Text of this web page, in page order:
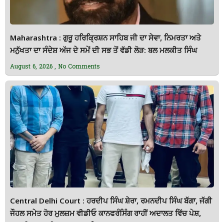
Maharashtra : ਗੁਰੂ ਹਰਿਕ੍ਰਿਸ਼ਨ ਸਾਹਿਬ ਜੀ ਦਾ ਸੇਵਾ, ਨਿਮਰਤਾ ਅਤੇ
ਮਨੁੱਖਤਾ ਦਾ ਸੰਦੇਸ਼ ਅੱਜ ਦੇ ਸਮੇਂ ਦੀ ਸਭ ਤੋਂ ਵੱਡੀ ਲੋੜ: ਬਲ ਮਲਕੀਤ ਸਿੰਘ
August 6, 2026 No Comments
Central Delhi Court : ਹਰਦੀਪ ਸਿੰਘ ਸ਼ੇਰਾ, ਰਮਨਦੀਪ ਸਿੰਘ ਬੱਗਾ, ਜੱਗੀ
ਜੌਹਲ ਸਮੇਤ ਹੋਰ ਮੁਲਜ਼ਮ ਵੀਡੀਓ ਕਾਨਫਰੰਸਿੰਗ ਰਾਹੀਂ ਅਦਾਲਤ ਵਿੱਚ ਪੇਸ਼,